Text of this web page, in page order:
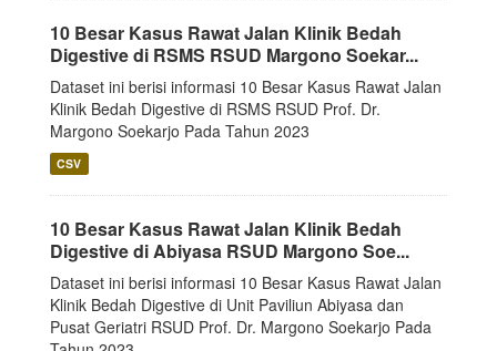
10 Besar Kasus Rawat Jalan Klinik Bedah
Digestive di RSMS RSUD Margono Soekar...
Dataset ini berisi informasi 10 Besar Kasus Rawat Jalan
Klinik Bedah Digestive di RSMS RSUD Prof. Dr.
Margono Soekarjo Pada Tahun 2023
CSV
10 Besar Kasus Rawat Jalan Klinik Bedah
Digestive di Abiyasa RSUD Margono Soe...
Dataset ini berisi informasi 10 Besar Kasus Rawat Jalan
Klinik Bedah Digestive di Unit Paviliun Abiyasa dan
Pusat Geriatri RSUD Prof. Dr. Margono Soekarjo Pada